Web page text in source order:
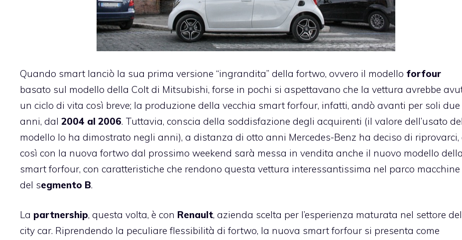
Quando smart lanciò la sua prima versione “ingrandita” della fortwo, ovvero il modello forfour
basato sul modello della Colt di Mitsubishi, forse in pochi si aspettavano che la vettura avrebbe
un ciclo di vita così breve; la produzione della vecchia smart forfour, infatti, andò avanti per soli due
anni, dal 2004 al 2006. Tuttavia, conscia della soddisfazione degli acquirenti (il valore dell’usato del
modello lo ha dimostrato negli anni), a distanza di otto anni Mercedes-Benz ha deciso di riprovarci,
così con la nuova fortwo dal prossimo weekend sarà messa in vendita anche il nuovo modello della
smart forfour, con caratteristiche che rendono questa vettura interessantissima nel parco macchine
del segmento B.
La partnership, questa volta, è con Renault, azienda scelta per l’esperienza maturata nel settore
city car. Riprendendo la peculiare flessibilità di fortwo, la nuova smart forfour si presenta come